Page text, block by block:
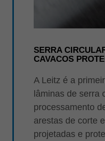
SERRA
CAVACOS
A Leitz é a
lâminas de serra
processamento
arestas de corte
projetadas e